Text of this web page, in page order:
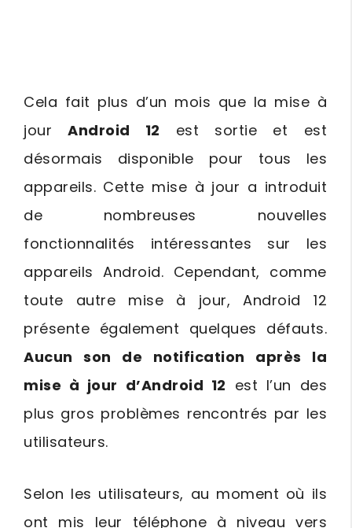
Cela fait plus d’un mois que la mise à
jourAndroid 12 est sortie et est
désormais disponible pour tous les
appareils. Cette mise à jour a introduit
de nombreuses nouvelles
fonctionnalités intéressantes sur les
appareils Android. Cependant, comme
toute autre mise à jour, Android 12
présente également quelques défauts.
Aucun son de notification après la
mise à jour d’Android 12 est l’un des
plus gros problèmes rencontrés par les
utilisateurs.
Selon les utilisateurs, au moment où ils
ont mis leur téléphone à niveau vers